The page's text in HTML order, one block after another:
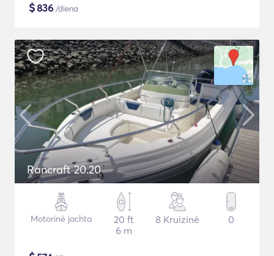
$836 /diena
Rancraft 20.20
Motorinė jachta
20 ft
6 m
8 Kruizinė 0